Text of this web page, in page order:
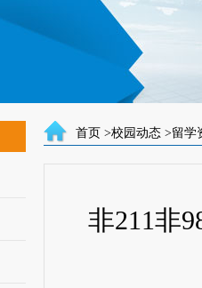
首页 >校园动态 >留学
非211非